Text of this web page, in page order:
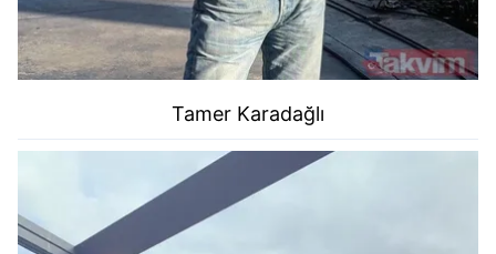
Tamer Karadağlı